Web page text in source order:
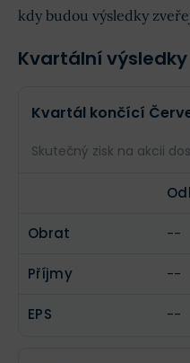
kdy budou výsledky
Kvartální výsledky
Kvartál končící
Skutečný zisk na akcii
Obrat --
Příjmy --
EPS --